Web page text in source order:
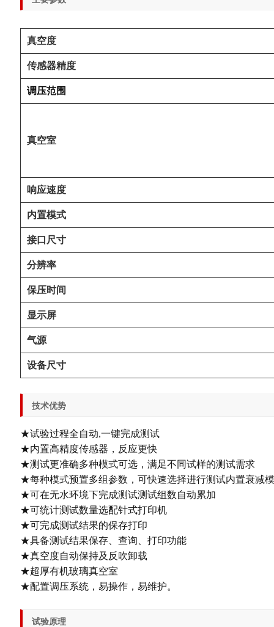
真空度
传感器精度
调压范围
真空室
响应速度
内置模式
接口尺寸
分辨率
保压时间
显示屏
气源
设备尺寸
技术优势
★试验过程全自动,一键完成测试
★内置高精度传感器，反应更快
★测试更准确多种模式可选，满足不同试样的测试需求
★每种模式预置多组参数，可快速选择进行测试内置衰减
★可在无水环境下完成测试测试组数自动累加
★可统计测试数量选配针式打印机
★可完成测试结果的保存打印
★具备测试结果保存、查询、打印功能
★真空度自动保持及反吹卸载
★超厚有机玻璃真空室
★配置调压系统，易操作，易维护。
试验原理